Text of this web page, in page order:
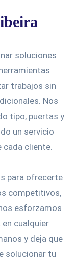
soluciones
trabajos sin
Nos
tipo, puertas y
un servicio
cliente.
para ofrecerte
competitivos,
esforzamos
cualquier
y deja que
solucionar tu